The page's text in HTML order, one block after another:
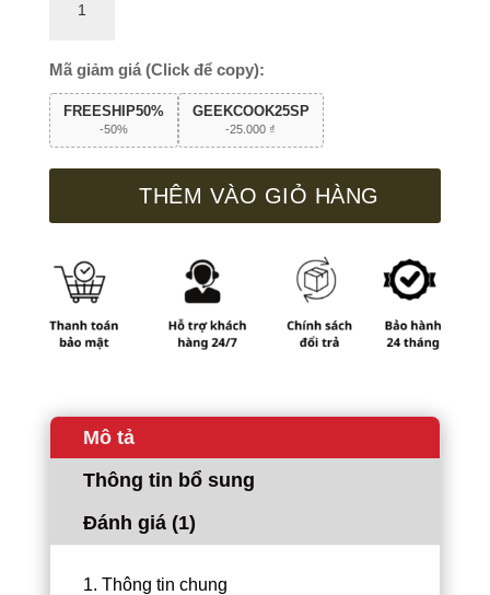
tường
GC82
số
lượng
Mã giảm giá (Click để copy):
FREESHIP50%
-50%
GEEKCOOK25SP
-25.000 ₫
THÊM VÀO GIỎ HÀNG
Mô tả
Thông tin bổ sung
Đánh giá (1)
1. Thông tin chung